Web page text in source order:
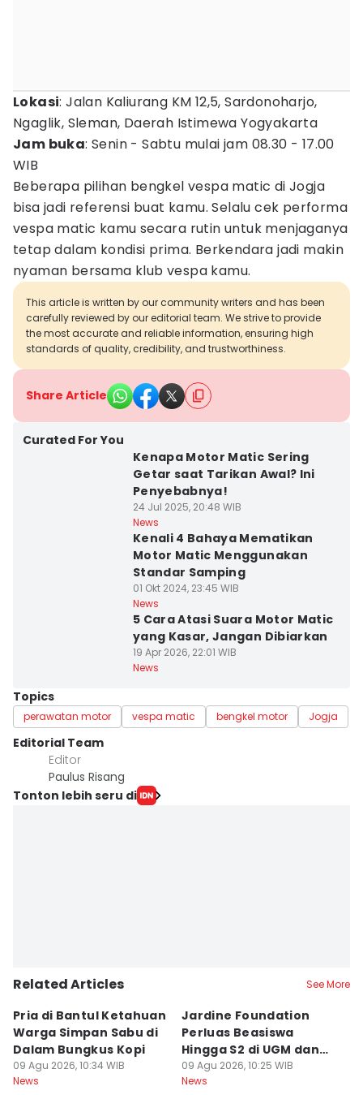
Lokasi: Jalan Kaliurang KM 12,5, Sardonoharjo,
Ngaglik, Sleman, Daerah Istimewa Yogyakarta
Jam buka: Senin - Sabtu mulai jam 08.30 - 17.00
WIB
Beberapa pilihan bengkel vespa matic di Jogja
bisa jadi referensi buat kamu. Selalu cek performa
vespa matic kamu secara rutin untuk menjaganya
tetap dalam kondisi prima. Berkendara jadi makin
nyaman bersama klub vespa kamu.
This article is written by our community writers and has been
carefully reviewed by our editorial team. We strive to provide
the most accurate and reliable information, ensuring high
standards of quality, credibility, and trustworthiness.
Share Article
Curated For You
Kenapa Motor Matic Sering
Getar saat Tarikan Awal? Ini
Penyebabnya!
24 Jul 2025, 20:48 WIB
News
Kenali 4 Bahaya Mematikan
Motor Matic Menggunakan
Standar Samping
01 Okt 2024, 23:45 WIB
News
5 Cara Atasi Suara Motor Matic
yang Kasar, Jangan Dibiarkan
19 Apr 2026, 22:01 WIB
News
Topics
perawatan motor vespa matic bengkel motor Jogja
Editorial Team
Editor
Paulus Risang
Tonton lebih seru di
Related Articles See More
Pria di Bantul Ketahuan
Warga Simpan Sabu di
Dalam Bungkus Kopi
09 Agu 2026, 10:34 WIB
News
Jardine Foundation
Perluas Beasiswa
Hingga S2 di UGM dan
ITB
09 Agu 2026, 10:25 WIB
News